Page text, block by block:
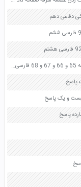
جواب کارگاه متن پژوهی درس هشتم از پاریز تا پاریس صفحه 65 و 66 و 67 و 68 فارسی دوازدهم